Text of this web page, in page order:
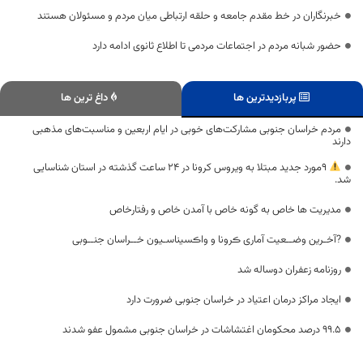
خبرنگاران در خط مقدم جامعه و حلقه ارتباطی میان مردم و مسئولان هستند
حضور شبانه مردم در اجتماعات مردمی تا اطلاع ثانوی ادامه دارد
پربازدیدترین ها
داغ ترین ها
مردم خراسان جنوبی مشارکت‌های خوبی در ایام اربعین و مناسبت‌های مذهبی
دارند
۹مورد جدید مبتلا به ویروس کرونا در 24 ساعت گذشته در استان شناسایی
شد.
مدیریت ها خاص به گونه خاص با آمدن خاص و رفتارخاص
?آخـرین وضــعیت آماری ڪرونا و واڪسیناسـیون خــراسان جنــوبی
روزنامه زعفران دوساله شد
ایجاد مراکز درمان اعتیاد در خراسان جنوبی ضرورت دارد
۹۹.۵ درصد محکومان اغتشاشات در خراسان جنوبی مشمول عفو شدند